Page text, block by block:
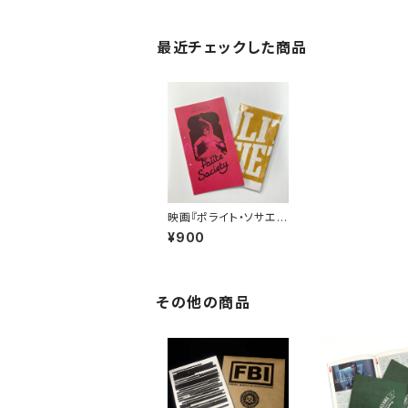
最近チェックした商品
映画『ポライト・ソサエテ
ィ』パンフレット【数量限
定！“ファイティング手ぬ
¥900
その他の商品